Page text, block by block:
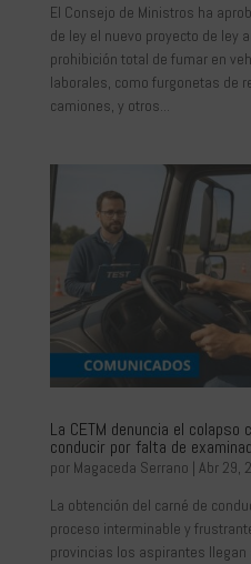
El Consejo de Ministros ha
de ley el nuevo proyecto de ley
prohibición total de fumar en
laborales, como furgonetas de
camiones, y otros...
La CETM denuncia el
conducir por falta de
por Magaceda Serrano | Abr 29,
La obtención del carné de
proceso interminable y
provincias los aspirantes